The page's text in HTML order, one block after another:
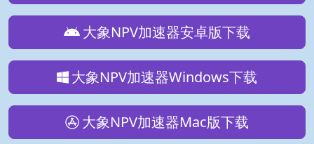
大象NPV加速器安卓版下载
大象NPV加速器Windows下载
大象NPV加速器Mac版下载